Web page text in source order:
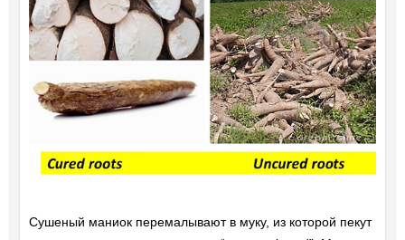
Сушеный маниок перемалывают в муку, из которой пекут